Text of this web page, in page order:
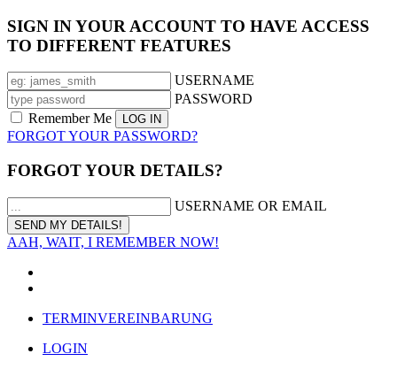
SIGN IN YOUR ACCOUNT TO HAVE ACCESS
TO DIFFERENT FEATURES
USERNAME
PASSWORD
Remember Me
FORGOT YOUR PASSWORD?
FORGOT YOUR DETAILS?
USERNAME OR EMAIL
AAH, WAIT, I REMEMBER NOW!
TERMINVEREINBARUNG
LOGIN